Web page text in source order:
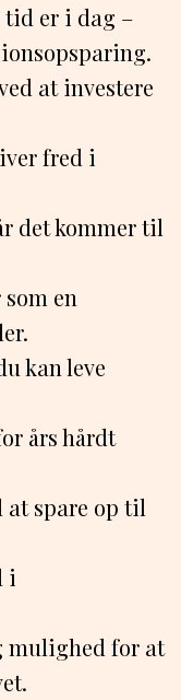
tid er i dag –
at investere
fred i
det kommer til
en
kan leve
års hårdt
spare op til
i
mulighed for at